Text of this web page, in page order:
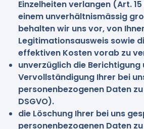
Einzelheiten verlangen (Art. 15
einem unverhältnismässig
behalten wir uns vor, von
Legitimationsausweis sowie
effektiven Kosten vorab zu
unverzüglich die
Vervollständigung Ihrer bei
personenbezogenen Daten
DSGVO).
die Löschung Ihrer bei uns
personenbezogenen Daten